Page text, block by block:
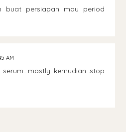
buat persiapan mau period
AM
kemudian stop